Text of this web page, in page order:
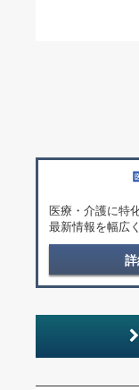
医療・介護に特
最新情報を幅広